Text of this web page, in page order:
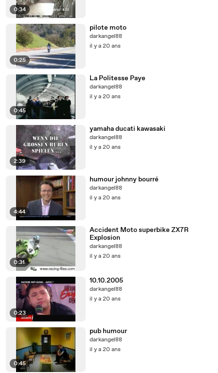
0:34
0:25
pilote moto
darkangel88
il y a 20 ans
0:45
La Politesse Paye
darkangel88
il y a 20 ans
2:39
yamaha ducati kawasaki
darkangel88
il y a 20 ans
4:44
humour johnny bourré
darkangel88
il y a 20 ans
0:31
Accident Moto superbike ZX7R
Explosion
darkangel88
il y a 20 ans
0:23
10.10.2005
darkangel88
il y a 20 ans
0:45
pub humour
darkangel88
il y a 20 ans